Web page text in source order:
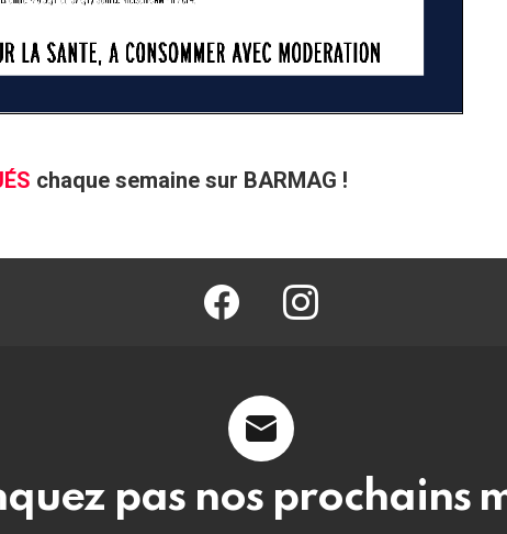
chaque semaine sur BARMAG !
facebook @barmag.fr
pas nos prochains